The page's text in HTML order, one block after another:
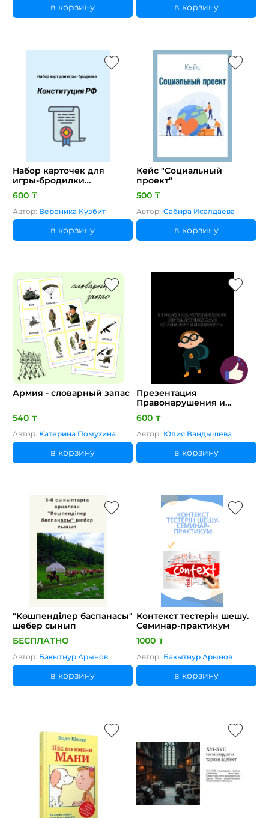
в корзину в корзину
Набор карточек для
игры-бродилки
«Конституция РФ»
600 ₸
Автор: Вероника Кузбит
в корзину
Кейс "Социальный
проект"
500 ₸
Автор: Сабира Исалдаева
в корзину
Армия - словарный запас
540 ₸
Автор: Катерина Помухина
в корзину
Презентация
Правонарушения и
юридическая
ответственность
600 ₸
Автор: Юлия Вандышева
в корзину
"Көшпенділер баспанасы"
шебер сынып
БЕСПЛАТНО
Автор: Бакытнур Арынов
в корзину
Контекст тестерін шешу.
Семинар-практикум
1000 ₸
Автор: Бакытнур Арынов
в корзину